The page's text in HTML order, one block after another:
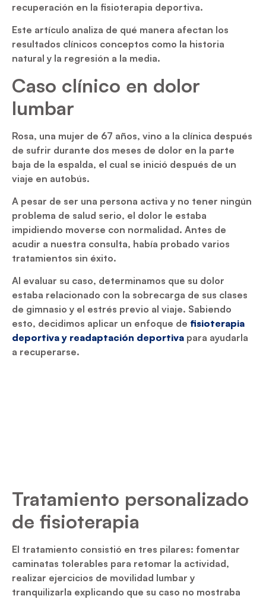
recuperación en la fisioterapia deportiva.
Este artículo analiza de qué manera afectan los
resultados clínicos conceptos como la historia
natural y la regresión a la media.
Caso clínico en dolor
lumbar
Rosa, una mujer de 67 años, vino a la clínica después
de sufrir durante dos meses de dolor en la parte
baja de la espalda, el cual se inició después de un
viaje en autobús.
A pesar de ser una persona activa y no tener ningún
problema de salud serio, el dolor le estaba
impidiendo moverse con normalidad. Antes de
acudir a nuestra consulta, había probado varios
tratamientos sin éxito.
Al evaluar su caso, determinamos que su dolor
estaba relacionado con la sobrecarga de sus clases
de gimnasio y el estrés previo al viaje. Sabiendo
esto, decidimos aplicar un enfoque de fisioterapia
deportiva y readaptación deportiva para ayudarla
a recuperarse.
Tratamiento personalizado
de fisioterapia
El tratamiento consistió en tres pilares: fomentar
caminatas tolerables para retomar la actividad,
realizar ejercicios de movilidad lumbar y
tranquilizarla explicando que su caso no mostraba